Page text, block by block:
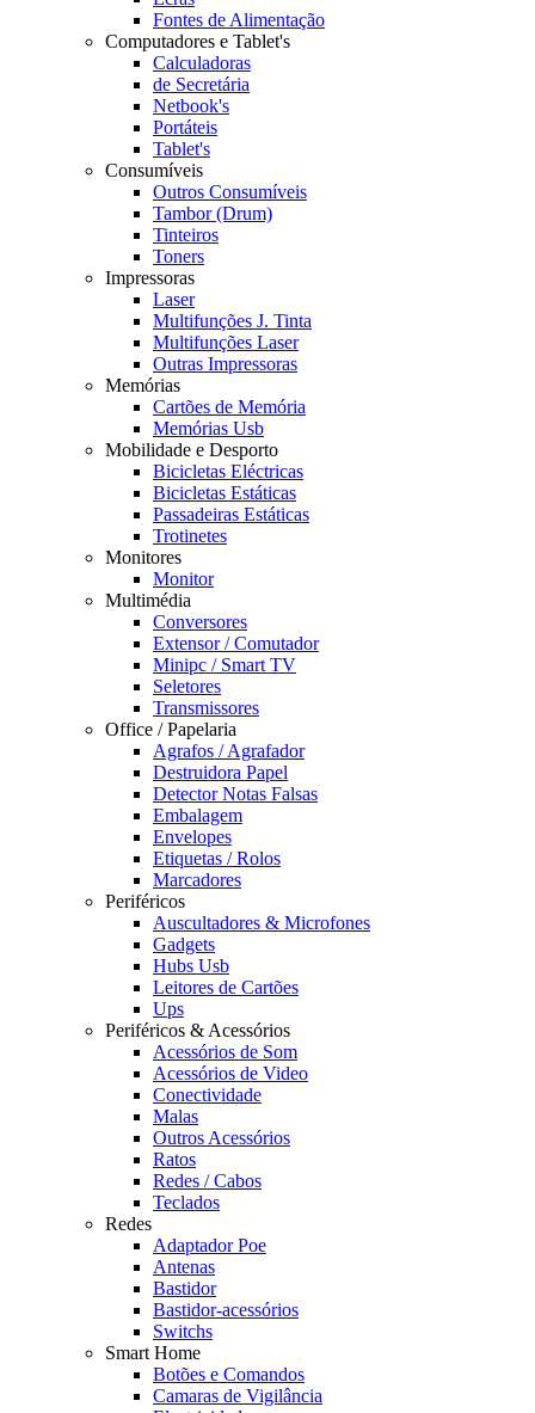
Fontes de Alimentação
Computadores e Tablet's
Calculadoras
de Secretária
Netbook's
Portáteis
Tablet's
Consumíveis
Outros Consumíveis
Tambor (Drum)
Tinteiros
Toners
Impressoras
Laser
Multifunções J. Tinta
Multifunções Laser
Outras Impressoras
Memórias
Cartões de Memória
Memórias Usb
Mobilidade e Desporto
Bicicletas Eléctricas
Bicicletas Estáticas
Passadeiras Estáticas
Trotinetes
Monitores
Monitor
Multimédia
Conversores
Extensor / Comutador
Minipc / Smart TV
Seletores
Transmissores
Office / Papelaria
Agrafos / Agrafador
Destruidora Papel
Detector Notas Falsas
Embalagem
Envelopes
Etiquetas / Rolos
Marcadores
Periféricos
Auscultadores & Microfones
Gadgets
Hubs Usb
Leitores de Cartões
Ups
Periféricos & Acessórios
Acessórios de Som
Acessórios de Video
Conectividade
Malas
Outros Acessórios
Ratos
Redes / Cabos
Teclados
Redes
Adaptador Poe
Antenas
Bastidor
Bastidor-acessórios
Switchs
Smart Home
Botões e Comandos
Camaras de Vigilância